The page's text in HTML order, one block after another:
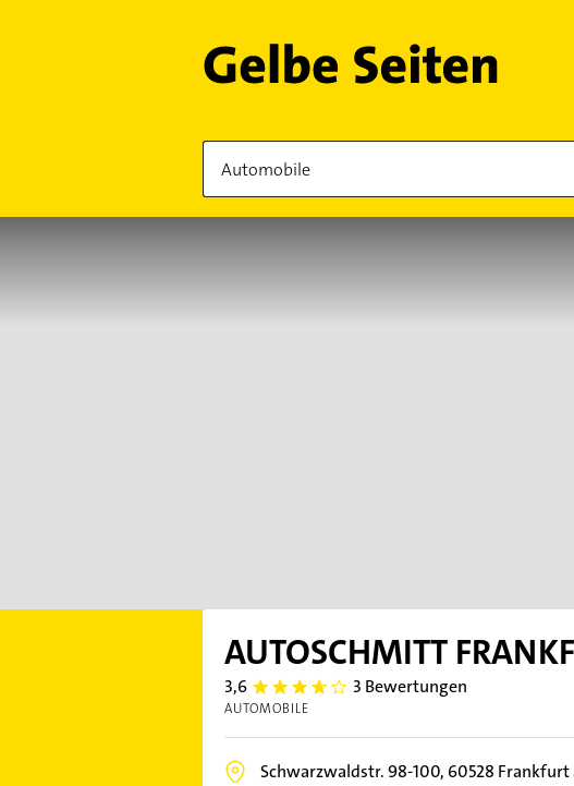
AUTOSCHMITT
3,6 3.6000001 3 Bewertungen
AUTOMOBILE
Schwarzwaldstr. 98-100, 60528 Frankfurt